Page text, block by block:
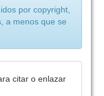
por copyright,
a menos que se
citar o enlazar